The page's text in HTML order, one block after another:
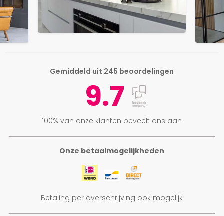
Onze betaalmogelijkheden
Betaling per overschrijving ook mogelijk
Gemiddeld uit 245 beoordelingen
9.7
100% van onze klanten beveelt ons aan